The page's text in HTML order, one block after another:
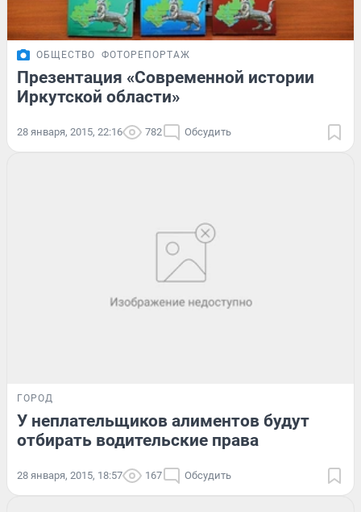
ОБЩЕСТВО ФОТОРЕПОРТАЖ
Презентация «Современной истории
Иркутской области»
28 января, 2015, 22:16 782 Обсудить
ГОРОД
У неплательщиков алиментов будут
отбирать водительские права
28 января, 2015, 18:57 167 Обсудить